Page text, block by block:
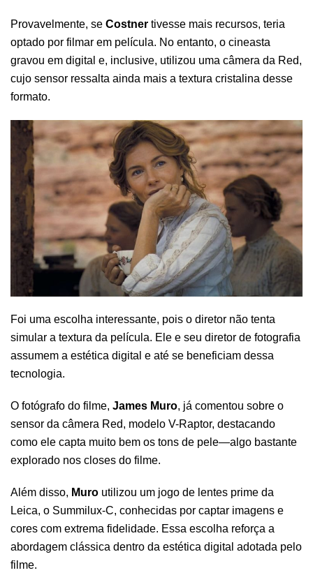
Provavelmente, se Costner tivesse mais recursos, teria
optado por filmar em película. No entanto, o cineasta
gravou em digital e, inclusive, utilizou uma câmera da Red,
cujo sensor ressalta ainda mais a textura cristalina desse
formato.
Foi uma escolha interessante, pois o diretor não tenta
simular a textura da película. Ele e seu diretor de fotografia
assumem a estética digital e até se beneficiam dessa
tecnologia.
O fotógrafo do filme, James Muro, já comentou sobre o
sensor da câmera Red, modelo V-Raptor, destacando
como ele capta muito bem os tons de pele—algo bastante
explorado nos closes do filme.
Além disso, Muro utilizou um jogo de lentes prime da
Leica, o Summilux-C, conhecidas por captar imagens e
cores com extrema fidelidade. Essa escolha reforça a
abordagem clássica dentro da estética digital adotada pelo
filme.